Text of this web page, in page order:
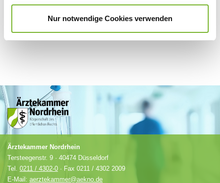
Nur notwendige Cookies verwenden
Ärztekammer Nordrhein
Tersteegenstr. 9 · 40474 Düsseldorf
Tel. 0211 / 4302-0 · Fax 0211 / 4302 2009
E-Mail: aerztekammer@aekno.de